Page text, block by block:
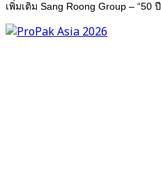
เพิ่มเติม Sang Roong Group – “50 ปี